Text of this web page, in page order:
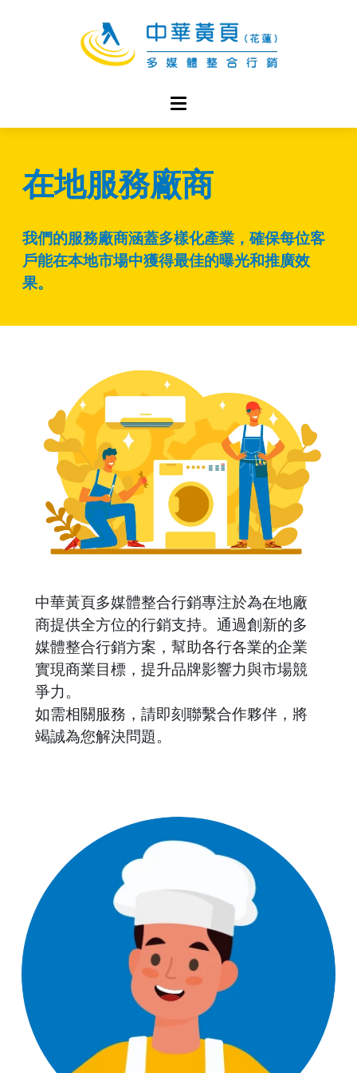
在地服務廠商
我們的服務廠商涵蓋多樣化產業，確保每位客
戶能在本地市場中獲得最佳的曝光和推廣效
果。
中華黃頁多媒體整合行銷專注於為在地廠
商提供全方位的行銷支持。通過創新的多
媒體整合行銷方案，幫助各行各業的企業
實現商業目標，提升品牌影響力與市場競
爭力。
如需相關服務，請即刻聯繫合作夥伴，將
竭誠為您解決問題。